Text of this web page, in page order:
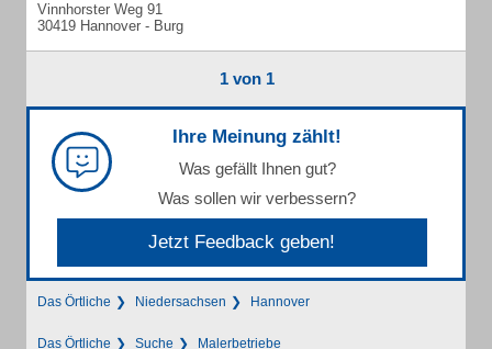
Vinnhorster Weg 91
30419 Hannover - Burg
1 von 1
Ihre Meinung zählt!
Was gefällt Ihnen gut?
Was sollen wir verbessern?
Jetzt Feedback geben!
Das Örtliche Niedersachsen Hannover
Das Örtliche Suche Malerbetriebe